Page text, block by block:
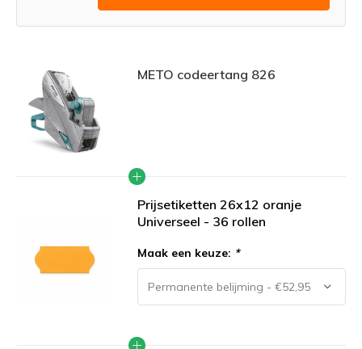
METO codeertang 826
Prijsetiketten 26x12 oranje
Universeel - 36 rollen
Maak een keuze: *